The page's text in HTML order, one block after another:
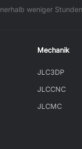
weniger
Mechanik
JLC3DP
JLCCNC
JLCMC